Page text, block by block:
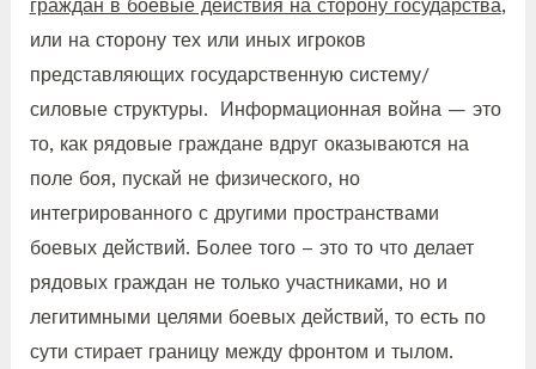
граждан в боевые действия на сторону государства,
или на сторону тех или иных игроков
представляющих государственную систему/
силовые структуры. Информационная война — это
то, как рядовые граждане вдруг оказываются на
поле боя, пускай не физического, но
интегрированного с другими пространствами
боевых действий. Более того – это то что делает
рядовых граждан не только участниками, но и
легитимными целями боевых действий, то есть по
сути стирает границу между фронтом и тылом.